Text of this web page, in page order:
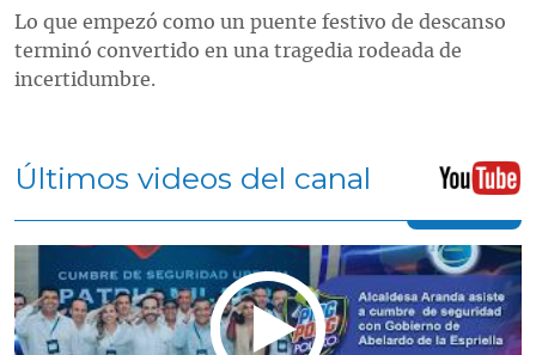
Lo que empezó como un puente festivo de descanso
terminó convertido en una tragedia rodeada de
incertidumbre.
Últimos videos del canal